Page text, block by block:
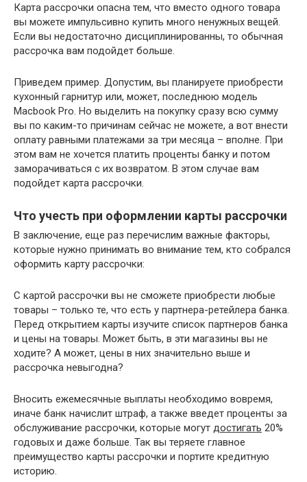
Карта рассрочки опасна тем, что вместо одного товара
вы можете импульсивно купить много ненужных вещей.
Если вы недостаточно дисциплинированны, то обычная
рассрочка вам подойдет больше.
Приведем пример. Допустим, вы планируете приобрести
кухонный гарнитур или, может, последнюю модель
Macbook Pro. Но выделить на покупку сразу всю сумму
вы по каким-то причинам сейчас не можете, а вот внести
оплату равными платежами за три месяца – вполне. При
этом вам не хочется платить проценты банку и потом
заморачиваться с их возвратом. В этом случае вам
подойдет карта рассрочки.
Что учесть при оформлении карты рассрочки
В заключение, еще раз перечислим важные факторы,
которые нужно принимать во внимание тем, кто собрался
оформить карту рассрочки:
С картой рассрочки вы не сможете приобрести любые
товары – только те, что есть у партнера-ретейлера банка.
Перед открытием карты изучите список партнеров банка
и цены на товары. Может быть, в эти магазины вы не
ходите? А может, цены в них значительно выше и
рассрочка невыгодна?
Вносить ежемесячные выплаты необходимо вовремя,
иначе банк начислит штраф, а также введет проценты за
обслуживание рассрочки, которые могут достигать 20%
годовых и даже больше. Так вы теряете главное
преимущество карты рассрочки и портите кредитную
историю.